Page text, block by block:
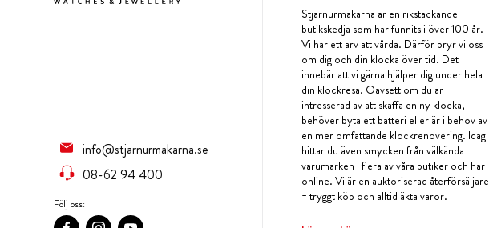
info@stjarnurmakarna.se
08-62 94 400
Följ oss:
Stjärnurmakarna är en rikstäckande
butikskedja som har funnits i över 100 år.
Vi har ett arv att vårda. Därför bryr vi oss
om dig och din klocka över tid. Det
innebär att vi gärna hjälper dig under hela
din klockresa. Oavsett om du är
intresserad av att skaffa en ny klocka,
behöver byta ett batteri eller är i behov av
en mer omfattande klockrenovering. Idag
hittar du även smycken från välkända
varumärken i flera av våra butiker och här
online. Vi är en auktoriserad återförsäljare
= tryggt köp och alltid äkta varor.